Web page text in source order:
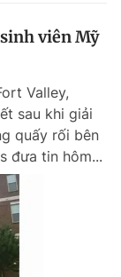
24.3.2020
Cấm sao chép
văn bản.
viên Mỹ
Valley,
sau khi giải
quấy rối bên
đưa tin hôm...